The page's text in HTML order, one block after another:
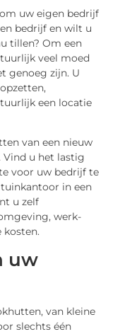
uw eigen bedrijf
bedrijf en wilt u
tillen? Om een
veel moed
genoeg zijn. U
een locatie
van een nieuw
u het lastig
voor uw bedrijf te
in een
u zelf
werk-
kosten.
uw
van kleine
slechts één